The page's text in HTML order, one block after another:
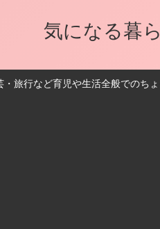
気になる暮
旅行など育児や生活全般でのち